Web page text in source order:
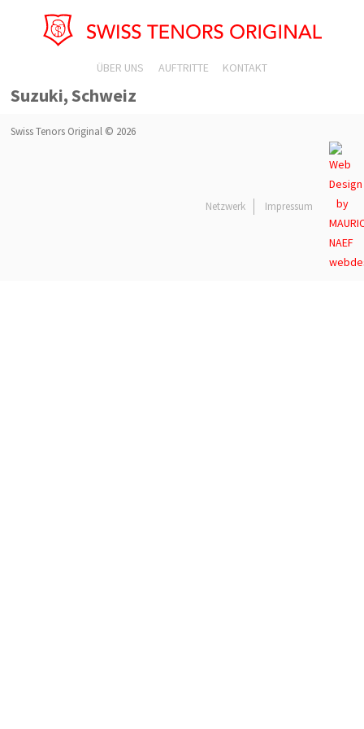
ÜBER UNS AUFTRITTE KONTAKT
Suzuki, Schweiz
Swiss Tenors Original © 2026
Netzwerk Impressum